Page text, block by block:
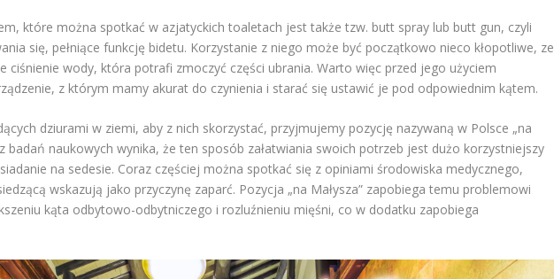
które można spotkać w azjatyckich toaletach jest także tzw. butt spray lub butt gun, czyli
się, pełniące funkcję bidetu. Korzystanie z niego może być początkowo nieco kłopotliwe, ze
ciśnienie wody, która potrafi zmoczyć części ubrania. Warto więc przed jego użyciem
z którym mamy akurat do czynienia i starać się ustawić je pod odpowiednim kątem.
dziurami w ziemi, aby z nich skorzystać, przyjmujemy pozycję nazywaną w Polsce „na
z badań naukowych wynika, że ten sposób załatwiania swoich potrzeb jest dużo korzystniejszy
na sedesie. Coraz częściej można spotkać się z opiniami środowiska medycznego,
wskazują jako przyczynę zaparć. Pozycja „na Małysza” zapobiega temu problemowi
kąta odbytowo-odbytniczego i rozluźnieniu mięśni, co w dodatku zapobiega